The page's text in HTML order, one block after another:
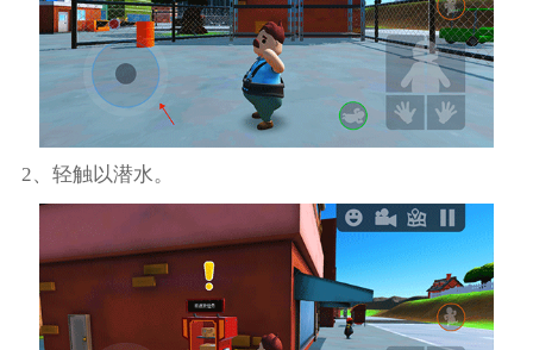
2、轻触以潜水。